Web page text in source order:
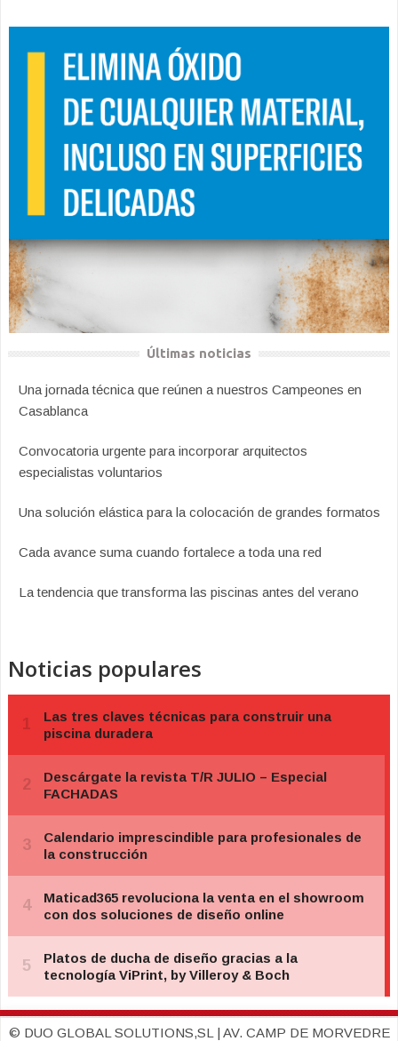
Últimas noticias
Una jornada técnica que reúnen a nuestros Campeones en
Casablanca
Convocatoria urgente para incorporar arquitectos
especialistas voluntarios
Una solución elástica para la colocación de grandes formatos
Cada avance suma cuando fortalece a toda una red
La tendencia que transforma las piscinas antes del verano
Noticias populares
© DUO GLOBAL SOLUTIONS,SL | AV. CAMP DE MORVEDRE